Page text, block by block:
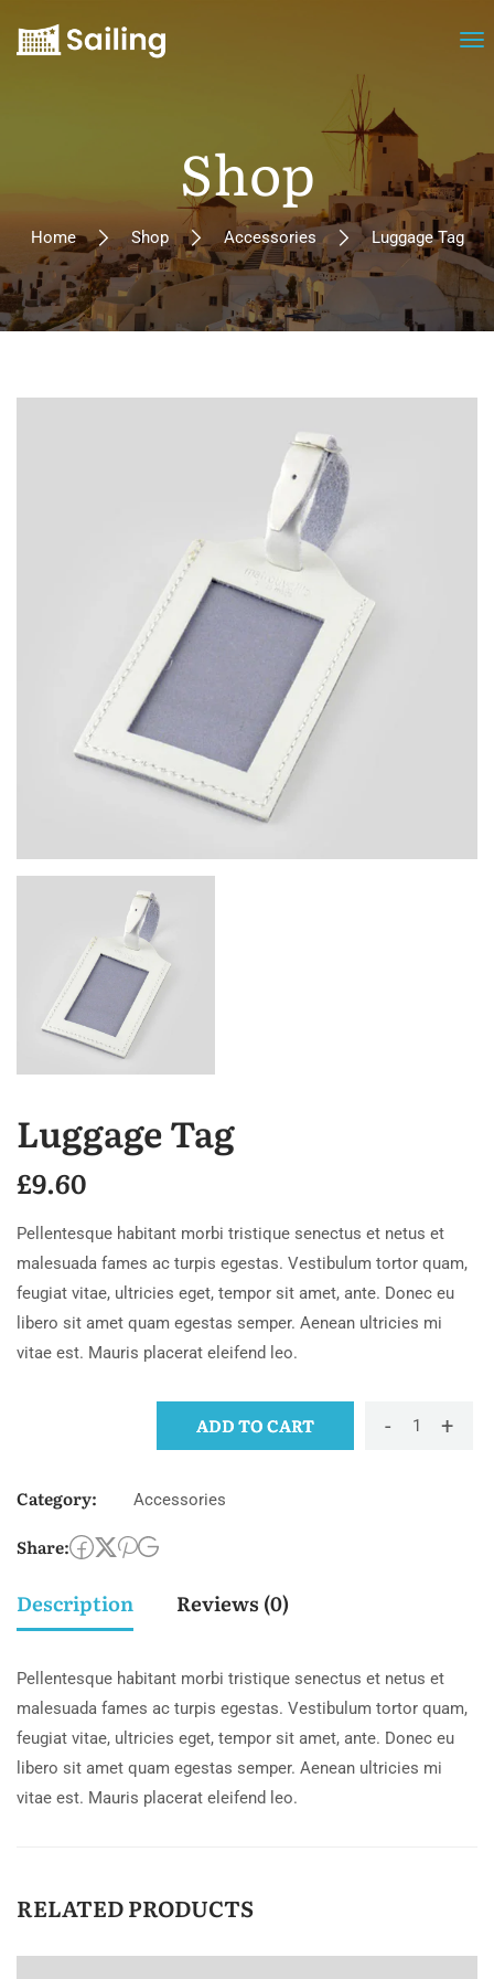
Shop
Home Shop Accessories Luggage Tag
Luggage Tag
£9.60
Pellentesque habitant morbi tristique senectus et netus et
malesuada fames ac turpis egestas. Vestibulum tortor quam,
feugiat vitae, ultricies eget, tempor sit amet, ante. Donec eu
libero sit amet quam egestas semper. Aenean ultricies mi
vitae est. Mauris placerat eleifend leo.
-
Luggage
+
ADD TO CART
Category: Accessories
Share:
Description Reviews (0)
Pellentesque habitant morbi tristique senectus et netus et
malesuada fames ac turpis egestas. Vestibulum tortor quam,
feugiat vitae, ultricies eget, tempor sit amet, ante. Donec eu
libero sit amet quam egestas semper. Aenean ultricies mi
vitae est. Mauris placerat eleifend leo.
RELATED PRODUCTS